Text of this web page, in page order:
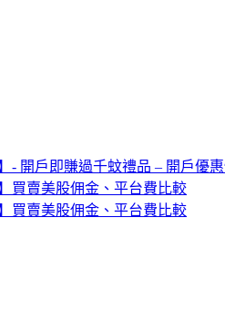
- 開戶即賺過千蚊禮品 – 開戶優
買賣美股佣金、平台費比較
買賣美股佣金、平台費比較